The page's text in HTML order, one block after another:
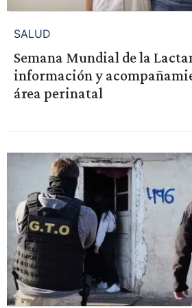
SALUD
Semana Mundial de la
información y
área perinatal